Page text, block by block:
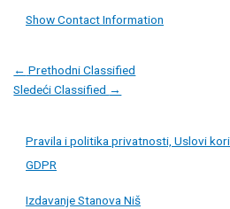
Show Contact Information
Post
navigation
← Prethodni Classified
Sledeći Classified →
Pravila i politika privatnosti, Uslovi
GDPR
Izdavanje Stanova Niš